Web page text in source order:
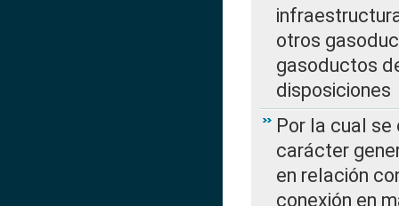
otros
gasoductos
disposiciones
Por la cual
carácter
en relación
conexión en